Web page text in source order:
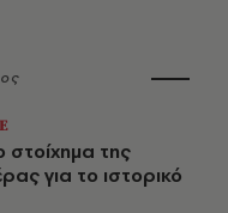
της
για το ιστορικό